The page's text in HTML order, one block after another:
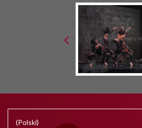
(Polski)